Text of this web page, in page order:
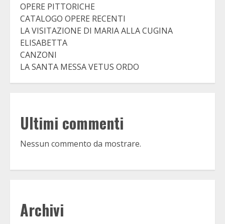
OPERE PITTORICHE
CATALOGO OPERE RECENTI
LA VISITAZIONE DI MARIA ALLA CUGINA
ELISABETTA
CANZONI
LA SANTA MESSA VETUS ORDO
Ultimi commenti
Nessun commento da mostrare.
Archivi